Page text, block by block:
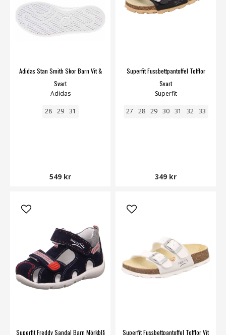
Adidas Stan Smith Skor Barn Vit &
Svart
Adidas
28 29 31
549 kr
Superfit Fussbettpantoffel Tofflor
Svart
Superfit
27 28 29 30 31 32 33
349 kr
Superfit Freddy Sandal Barn Mörkblå Superfit Fussbettpantoffel Tofflor Vit